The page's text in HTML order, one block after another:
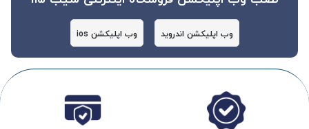
وب اپلیکشن اندروید وب اپلیکشن ios